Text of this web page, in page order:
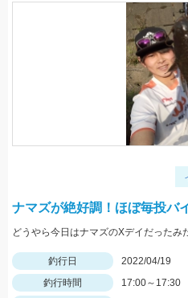
ナマズが絶好調！ほぼ毎投バ
どうやら今日はナマズのXデイだったみ
釣行日
2022/04/19
釣行時間
17:00～17:30